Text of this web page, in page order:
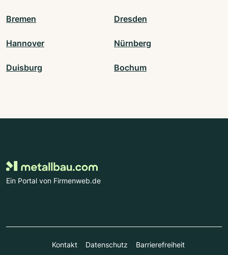
Bremen Dresden
Hannover Nürnberg
Duisburg Bochum
Ein Portal von Firmenweb.de
Kontakt Datenschutz
Barrierefreiheit